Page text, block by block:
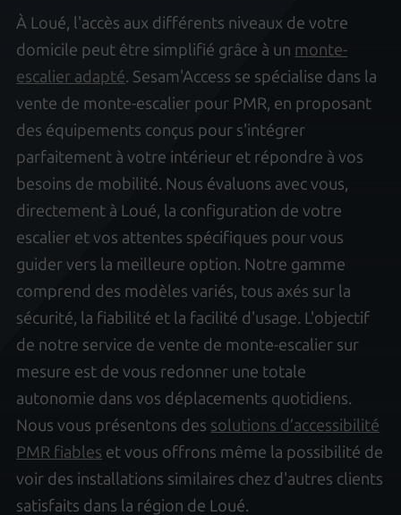
À Loué, l'accès aux différents niveaux de votre
domicile peut être simplifié grâce à un monte-
escalier adapté . Sesam'Access se spécialise dans la
vente de monte-escalier pour PMR, en proposant
des équipements conçus pour s'intégrer
parfaitement à votre intérieur et répondre à vos
besoins de mobilité. Nous évaluons avec vous,
directement à Loué, la configuration de votre
escalier et vos attentes spécifiques pour vous
guider vers la meilleure option. Notre gamme
comprend des modèles variés, tous axés sur la
sécurité, la fiabilité et la facilité d'usage. L'objectif
de notre service de vente de monte-escalier sur
mesure est de vous redonner une totale
autonomie dans vos déplacements quotidiens.
Nous vous présentons des solutions d’accessibilité
PMR fiables et vous offrons même la possibilité de
voir des installations similaires chez d'autres clients
satisfaits dans la région de Loué.